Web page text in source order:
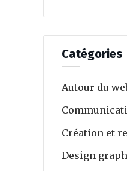
Catégories
Autour du
Création et
Design